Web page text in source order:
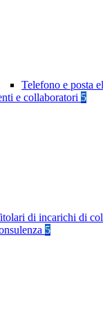
Telefono e posta
e collaboratori 5
di incarichi di
5